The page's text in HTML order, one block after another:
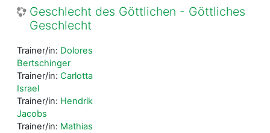
Geschlecht des Göttlichen - Göttliches
Geschlecht
Trainer/in: Dolores
Bertschinger
Trainer/in: Carlotta
Israel
Trainer/in: Hendrik
Jacobs
Trainer/in: Mathias